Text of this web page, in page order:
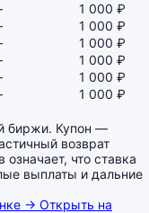
1 000 ₽
1 000 ₽
1 000 ₽
1 000 ₽
1 000 ₽
1 000 ₽
биржи. Купон —
возврат
что ставка
выплаты и дальние
→ Открыть на